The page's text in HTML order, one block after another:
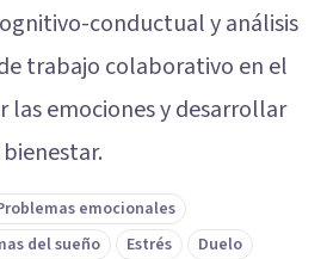
conductual y análisis
trabajo colaborativo en el
emociones y desarrollar
emocionales
del sueño Estrés Duelo